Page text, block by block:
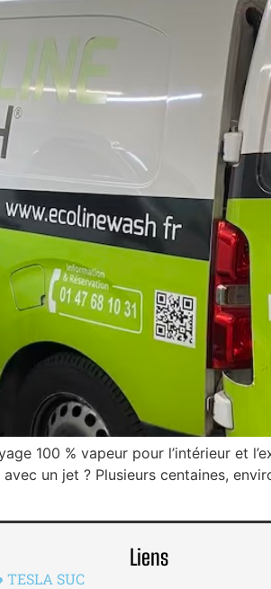
100 % vapeur pour l’intérieur et
un jet ? Plusieurs centaines,
Liens
TESLA SUC